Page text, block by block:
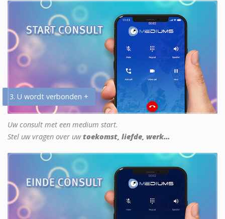
3. U wordt verbonden +
Uw consult met een medium start.
Stel uw vragen over uwtoekomst, liefde, werk...